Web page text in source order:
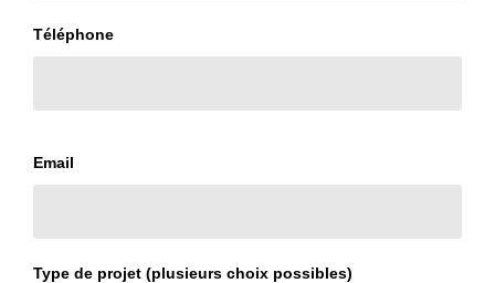
Téléphone
Email
Type de projet (plusieurs choix possibles)